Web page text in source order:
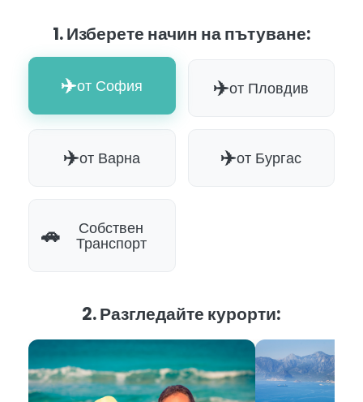
1. Изберете начин на пътуване:
✈️от София ✈️от Пловдив
✈️от Варна ✈️от Бургас
🚗 Собствен
Транспорт
2. Разгледайте курорти: